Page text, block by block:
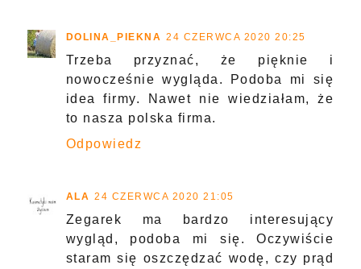
DOLINA_PIEKNA 24 CZERWCA 2020 20:25
Trzeba przyznać, że pięknie i
nowocześnie wygląda. Podoba mi się
idea firmy. Nawet nie wiedziałam, że
to nasza polska firma.
Odpowiedz
ALA 24 CZERWCA 2020 21:05
Zegarek ma bardzo interesujący
wygląd, podoba mi się. Oczywiście
staram się oszczędzać wodę, czy prąd